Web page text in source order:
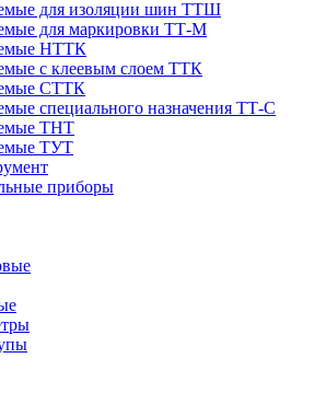
для изоляции шин ТТШ
для маркировки ТТ-М
НTТК
с клеевым слоем TТК
СTТК
специального назначения ТТ-С
ТНТ
ТУТ
приборы